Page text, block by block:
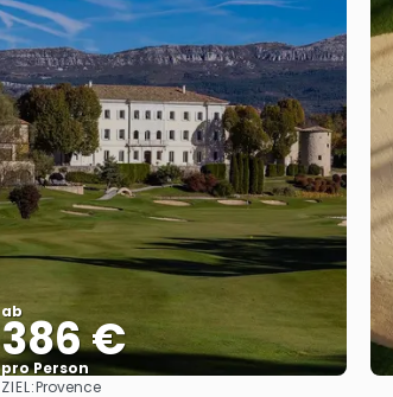
ab
386 €
pro Person
ZIEL:Provence